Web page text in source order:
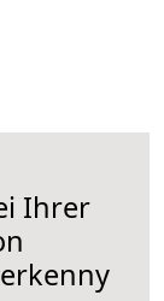
Ihrer